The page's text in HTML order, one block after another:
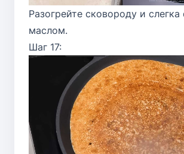
Разогрейте сковороду и
маслом.
Шаг 17: